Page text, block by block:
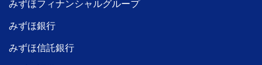
みずほフィナンシャルグループ
みずほ銀行
みずほ信託銀行